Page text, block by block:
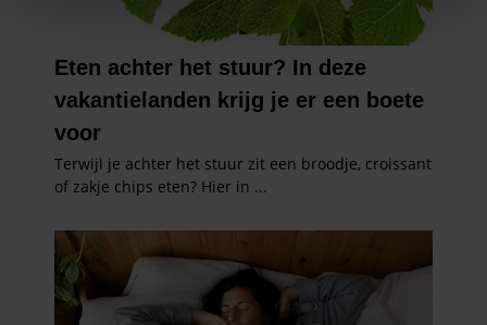
We gebruiken cookies om content en advertenties te
personaliseren, om functies voor social media te bieden
en om ons websiteverkeer te analyseren. Ook delen we
informatie over uw gebruik van onze site met onze
partners kunnen deze gegevens combineren met andere
informatie die u aan ze heeft verstrekt of die ze hebben
verzameld op basis van uw gebruik van hun services. U
gebruiken.